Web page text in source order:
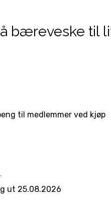
bæreveske til
til medlemmer ved kjøp
ut 25.08.2026